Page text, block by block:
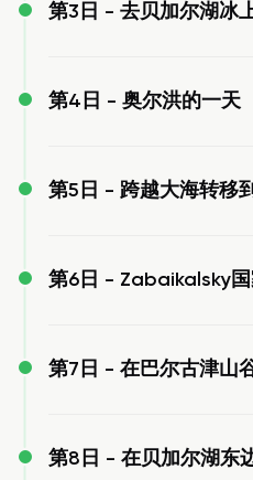
第3日 - 去贝加尔湖冰
第4日 - 奥尔洪的一天
第5日 - 跨越大海转移
第6日 - Zabaikalsky
第7日 - 在巴尔古津山
第8日 - 在贝加尔湖东